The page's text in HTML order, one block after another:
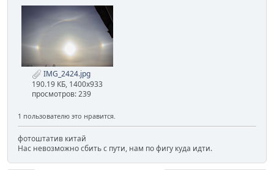
IMG_2424.jpg
190.19 КБ, 1400x933
просмотров: 239
1 пользователю это нравится.
фотоштатив китай
Нас невозможно сбить с пути, нам по фигу куда идти.